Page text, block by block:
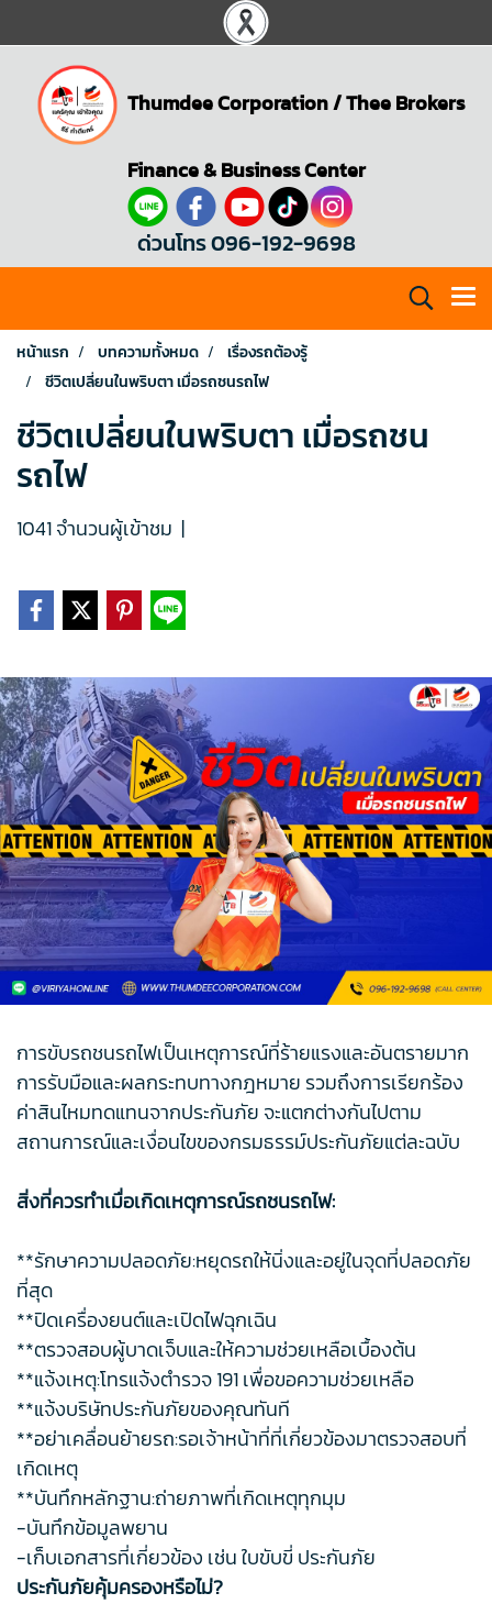
Thumdee Corporation/Thee Brokers
Finance & Business Center
ด่วนโทร 096-192-9698
หน้าแรก บทความทั้งหมด
เรื่องรถต้องรู้
ชีวิตเปลี่ยนในพริบตา เมื่อรถชนรถไฟ
ชีวิตเปลี่ยนในพริบตา เมื่อรถชน
รถไฟ
1041 จำนวนผู้เข้าชม |
การขับรถชนรถไฟเป็นเหตุการณ์ที่ร้ายแรงและอันตรายมาก
การรับมือและผลกระทบทางกฎหมาย รวมถึงการเรียกร้อง
ค่าสินไหมทดแทนจากประกันภัย จะแตกต่างกันไปตาม
สถานการณ์และเงื่อนไขของกรมธรรม์ประกันภัยแต่ละฉบับ
สิ่งที่ควรทำเมื่อเกิดเหตุการณ์รถชนรถไฟ:
**รักษาความปลอดภัย:หยุดรถให้นิ่งและอยู่ในจุดที่ปลอดภัย
ที่สุด
**ปิดเครื่องยนต์และเปิดไฟฉุกเฉิน
**ตรวจสอบผู้บาดเจ็บและให้ความช่วยเหลือเบื้องต้น
**แจ้งเหตุ:โทรแจ้งตำรวจ 191 เพื่อขอความช่วยเหลือ
**แจ้งบริษัทประกันภัยของคุณทันที
**อย่าเคลื่อนย้ายรถ:รอเจ้าหน้าที่ที่เกี่ยวข้องมาตรวจสอบที่
เกิดเหตุ
**บันทึกหลักฐาน:ถ่ายภาพที่เกิดเหตุทุกมุม
-บันทึกข้อมูลพยาน
-เก็บเอกสารที่เกี่ยวข้อง เช่น ใบขับขี่ ประกันภัย
ประกันภัยคุ้มครองหรือไม่?